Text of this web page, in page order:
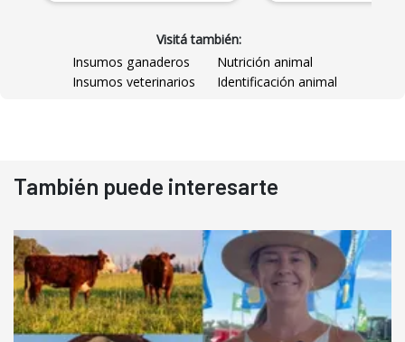
Visitá también:
Insumos ganaderos
Nutrición animal
Insumos veterinarios
Identificación animal
También puede interesarte